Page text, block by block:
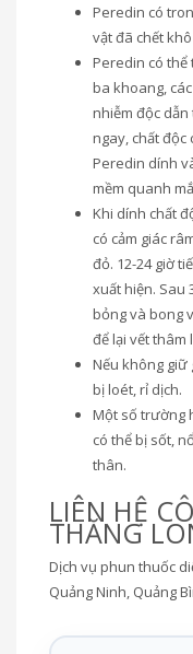
Peredin có
vật đã chết
Peredin có thể
ba khoang,
nhiễm độc
ngay, chất độc
Peredin dính
mềm quanh
Khi dính chất
có cảm giác
đỏ. 12-24 giờ
xuất hiện. Sau
bỏng và bong
để lại vết thâm
Nếu không giữ
bị loét, rỉ dịch.
Một số trường
có thể bị sốt,
thân.
LIÊN HỆ
THĂNG
Dịch vụ phun thuốc
Quảng Ninh, Quảng